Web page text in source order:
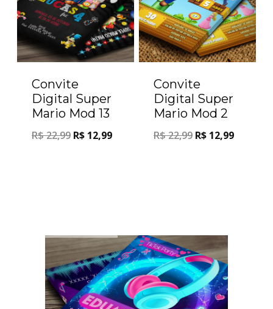
Convite
Digital Super
Mario Mod 13
R$22,99 R$ 12,99
Convite
Digital Super
Mario Mod 2
R$22,99 R$ 12,99